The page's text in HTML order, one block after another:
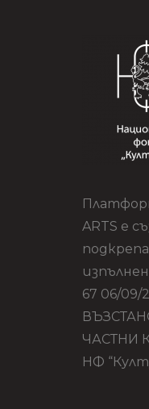
ARTS е
67 06/
ЧАСТНИ
НФ